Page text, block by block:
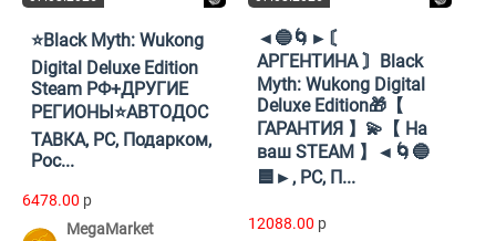
⭐️Black Myth: Wukong
Digital Deluxe Edition
Steam РФ+ДРУГИЕ
РЕГИОНЫ⭐️АВТОДОС
ТАВКА, PC, Подарком,
Рос...
6478.00 p
MegaMarket
◄🔵🌀►〘
АРГЕНТИНА 〙Black
Myth: Wukong Digital
Deluxe Edition🎁【
ГАРАНТИЯ 】💫【 На
ваш STEAM 】◄🌀🔵
🟦►, PC, П...
12088.00 p